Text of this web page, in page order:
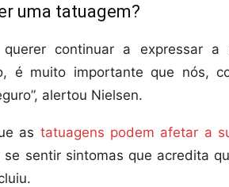
uma tatuagem?
querer continuar a expressar a
é muito importante que nós,
alertou Nielsen.
as tatuagens podem afetar a
sentir sintomas que acredita